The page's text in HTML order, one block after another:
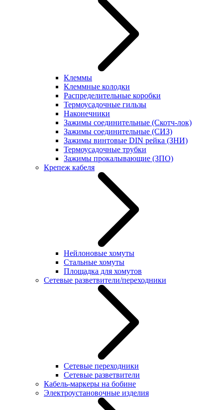
Клеммы
Клеммные колодки
Распределительные коробки
Термоусадочные гильзы
Наконечники
Зажимы соединительные (Скотч-лок)
Зажимы соединительные (СИЗ)
Зажимы винтовые DIN рейка (ЗНИ)
Термоусадочные трубки
Зажимы прокалывающие (ЗПО)
Крепеж кабеля
Нейлоновые хомуты
Стальные хомуты
Площадка для хомутов
Сетевые разветвители/переходники
Сетевые переходники
Сетевые разветвители
Кабель-маркеры на бобине
Электроустановочные изделия